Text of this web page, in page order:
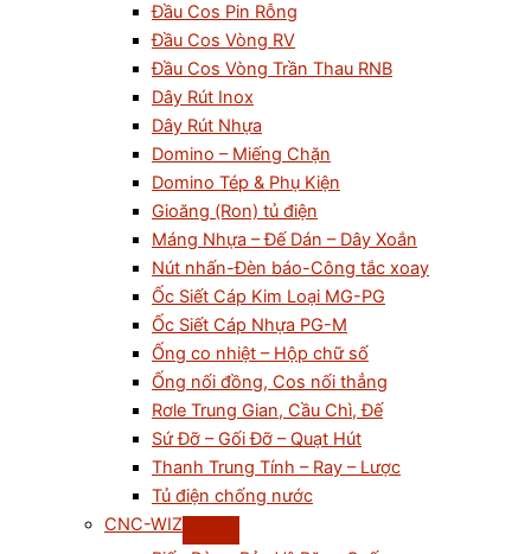
Đầu Cos Pin Rỗng
Đầu Cos Vòng RV
Đầu Cos Vòng Trần Thau RNB
Dây Rút Inox
Dây Rút Nhựa
Domino – Miếng Chặn
Domino Tép & Phụ Kiện
Gioăng (Ron) tủ điện
Máng Nhựa – Đế Dán – Dây Xoắn
Nút nhấn-Đèn báo-Công tắc xoay
Ốc Siết Cáp Kim Loại MG-PG
Ốc Siết Cáp Nhựa PG-M
Ống co nhiệt – Hộp chữ số
Ống nối đồng, Cos nối thẳng
Rơle Trung Gian, Cầu Chì, Đế
Sứ Đỡ – Gối Đỡ – Quạt Hút
Thanh Trung Tính – Ray – Lược
Tủ điện chống nước
CNC-WIZ